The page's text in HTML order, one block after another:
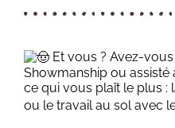
Et vous ? Avez-
Showmanship ou assisté
ce qui vous plaît le plus :
ou le travail au sol avec